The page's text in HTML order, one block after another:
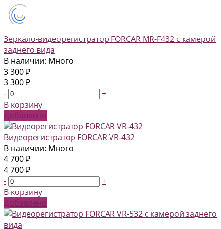
Зеркало-видеорегистратор FORCAR MR-F432 с камерой
заднего вида
В наличии: Много
3 300 ₽
3 300 ₽
-
+
В корзину
Добавлено
Видеорегистратор FORCAR VR-432
В наличии: Много
4 700 ₽
4 700 ₽
-
+
В корзину
Добавлено